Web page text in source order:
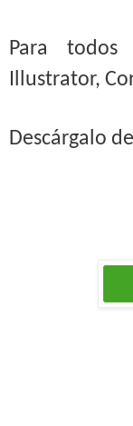
Para todos
Illustrator,
Descárgalo